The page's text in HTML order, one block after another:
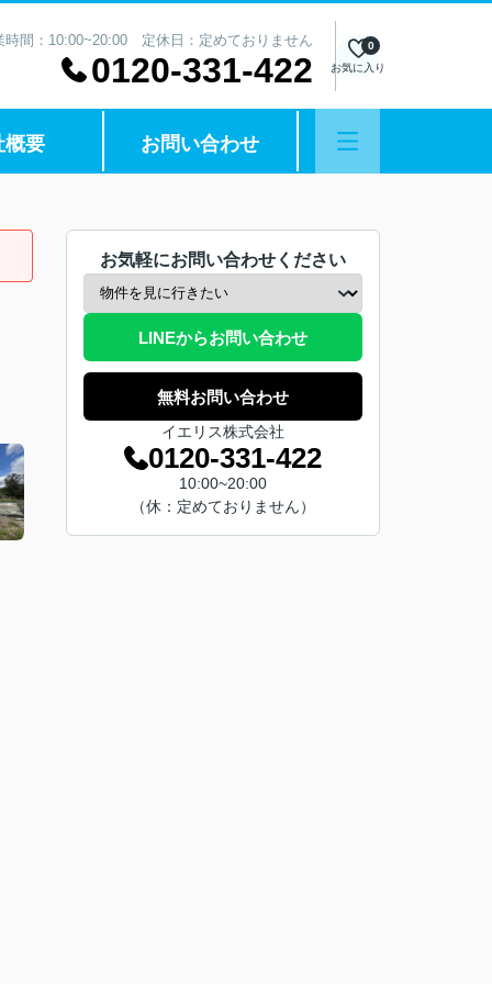
時間：10:00~20:00 定休日：定めておりません
0120-331-422 お気に入り
0
概要 お問い合わせ
お気軽にお問い合わせください
LINEからお問い合わせ
無料お問い合わせ
イエリス株式会社
0120-331-422
10:00~20:00
（休：定めておりません）